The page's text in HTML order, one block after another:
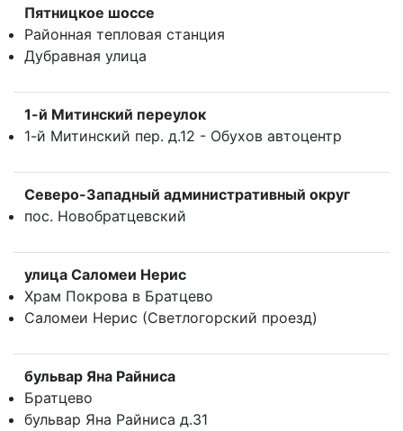
Пятницкое шоссе
Районная тепловая станция
Дубравная улица
1-й Митинский переулок
1-й Митинский пер. д.12 - Обухов автоцентр
Северо-Западный административный округ
пос. Новобратцевский
улица Саломеи Нерис
Храм Покрова в Братцево
Саломеи Нерис (Светлогорский проезд)
бульвар Яна Райниса
Братцево
бульвар Яна Райниса д.31